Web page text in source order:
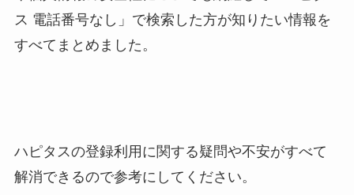
ス 電話番号なし」で検索した方が知りたい情報を
すべてまとめました。
ハピタスの登録利用に関する疑問や不安がすべて
解消できるので参考にしてください。